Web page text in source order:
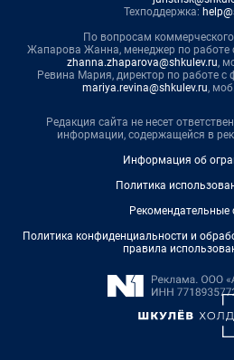
Техподдержка:
По вопросам
Жапарова Жанна, менеджер по работе
zhanna.zhaparova@shkulev.ru,
Ревина Мария, директор по работе
mariya.revina@shkulev.ru,
Редакция сайта не несет
информации, содержащейся в
Информация об
Политика
Рекомендательные
Политика конфиденциальности и
правила